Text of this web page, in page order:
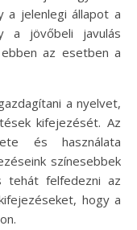
a jelenlegi állapot a
a jövőbeli javulás
az esetben a
a nyelvet,
kifejezését. Az
és használata
színesebbek
tehát felfedezni az
hogy a